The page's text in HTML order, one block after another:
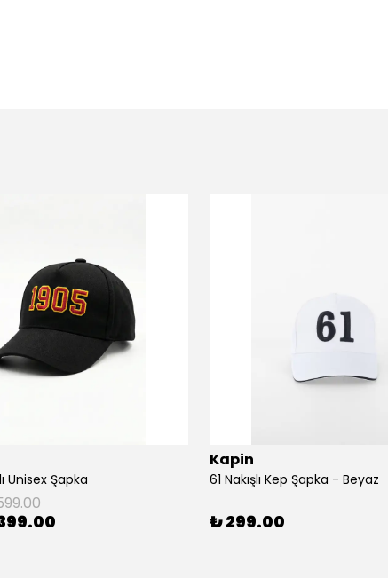
Unisex Şapka
Kapin
61 Nakışlı Kep Şapka - Beyaz
₺ 299.00